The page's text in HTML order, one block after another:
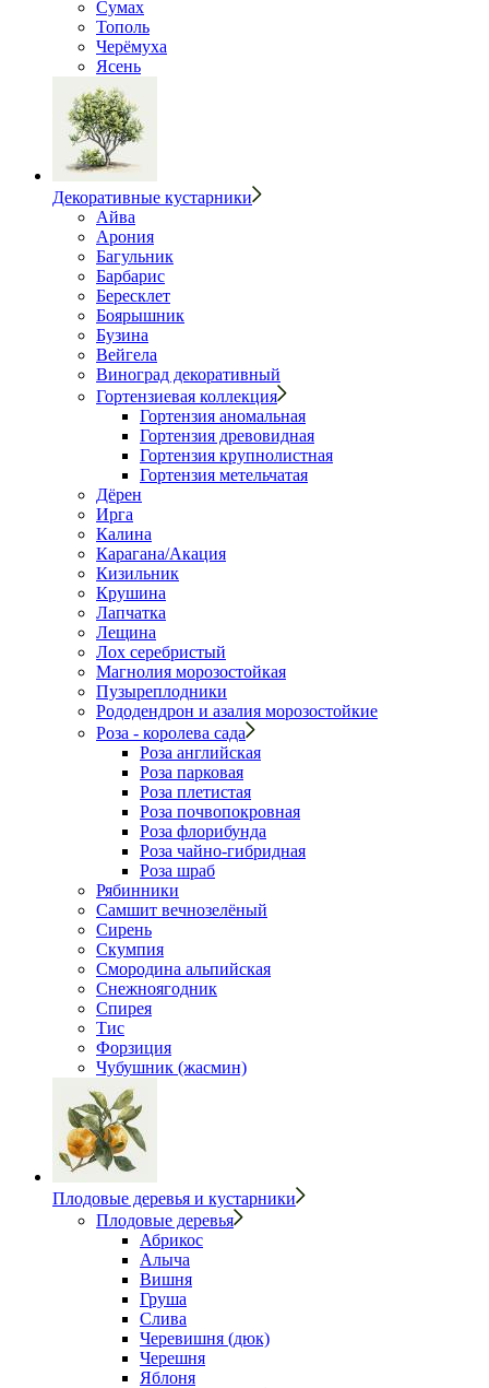
Сумах
Тополь
Черёмуха
Ясень
Декоративные кустарники
Айва
Арония
Багульник
Барбарис
Бересклет
Боярышник
Бузина
Вейгела
Виноград декоративный
Гортензиевая коллекция
Гортензия аномальная
Гортензия древовидная
Гортензия крупнолистная
Гортензия метельчатая
Дёрен
Ирга
Калина
Карагана/Акация
Кизильник
Крушина
Лапчатка
Лещина
Лох серебристый
Магнолия морозостойкая
Пузыреплодники
Рододендрон и азалия морозостойкие
Роза - королева сада
Роза английская
Роза парковая
Роза плетистая
Роза почвопокровная
Роза флорибунда
Роза чайно-гибридная
Роза шраб
Рябинники
Самшит вечнозелёный
Сирень
Скумпия
Смородина альпийская
Снежноягодник
Спирея
Тис
Форзиция
Чубушник (жасмин)
Плодовые деревья и кустарники
Плодовые деревья
Абрикос
Алыча
Вишня
Груша
Слива
Черевишня (дюк)
Черешня
Яблоня